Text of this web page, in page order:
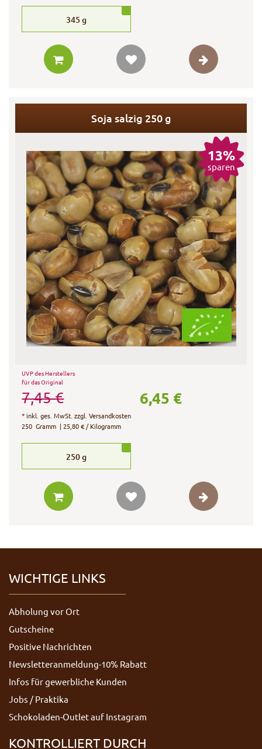
345 g
Soja salzig 250 g
13%
sparen
UVP des Herstellers
für das Original
7,45 € 6,45 €
*inkl. ges. MwSt. zzgl.Versandkosten
250 Gramm | 25,80 € / Kilogramm
250g
WICHTIGE LINKS
Abholung vor Ort
Gutscheine
Positive Nachrichten
Newsletteranmeldung-10% Rabatt
Infos für gewerbliche Kunden
Jobs / Praktika
Schokoladen-Outlet auf Instagram
KONTROLLIERT DURCH